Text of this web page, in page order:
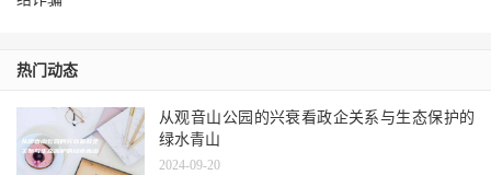
热门动态
从观音山公园的兴衰看政企关系与生态保护的
绿水青山
2024-09-20